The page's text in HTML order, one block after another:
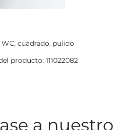
cuadrado, pulido
producto: 111022082
a nuestro